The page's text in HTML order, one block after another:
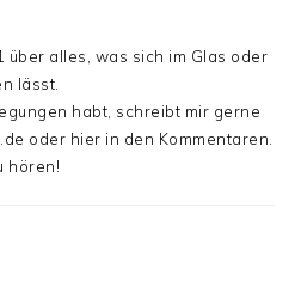
über alles, was sich im Glas oder
lässt.
habt, schreibt mir gerne
oder hier in den Kommentaren.
hören!